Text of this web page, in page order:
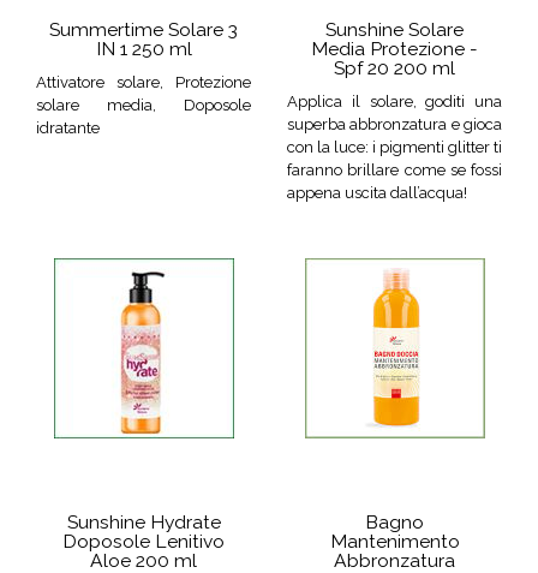
Summertime Solare 3
IN 1 250 ml
Attivatore solare, Protezione
solare media, Doposole
idratante
Sunshine Solare
Media Protezione -
Spf 20 200 ml
Applica il solare, goditi una
superba abbronzatura e gioca
con la luce: i pigmenti glitter ti
faranno brillare come se fossi
appena uscita dall’acqua!
Sunshine Hydrate
Doposole Lenitivo
Aloe 200 ml
Bagno
Mantenimento
Abbronzatura